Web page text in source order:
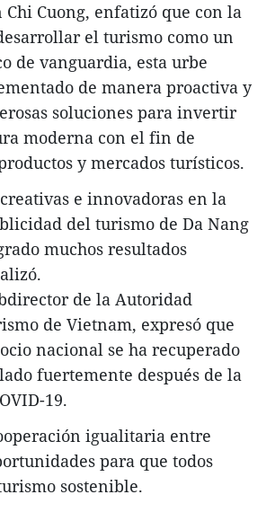
Cuong, enfatizó que con la
el turismo como un
de vanguardia, esta urbe
de manera proactiva y
soluciones para invertir
moderna con el fin de
y mercados turísticos.
e innovadoras en la
del turismo de Da Nang
muchos resultados
de la Autoridad
de Vietnam, expresó que
nacional se ha recuperado
fuertemente después de la
19.
igualitaria entre
para que todos
sostenible.